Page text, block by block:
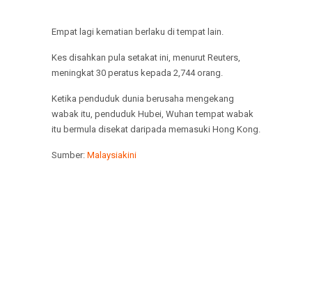
Empat lagi kematian berlaku di tempat lain.
Kes disahkan pula setakat ini, menurut Reuters,
meningkat 30 peratus kepada 2,744 orang.
Ketika penduduk dunia berusaha mengekang
wabak itu, penduduk Hubei, Wuhan tempat wabak
itu bermula disekat daripada memasuki Hong Kong.
Sumber: Malaysiakini